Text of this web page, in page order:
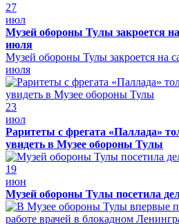
27
июл
Музей обороны Тулы закроется
июля
Музей обороны Тулы закроется на
июля
23
июл
Раритеты с фрегата «Паллада»
увидеть в Музее обороны Тулы
19
июн
Музей обороны Тулы посетила